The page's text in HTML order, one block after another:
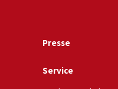
Presse
Service